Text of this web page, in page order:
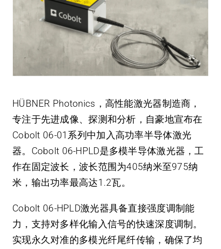
HÜBNER Photonics，高性能激光器制造商，
专注于先进成像、探测和分析，自豪地宣布在
Cobolt 06-01系列中加入高功率半导体激光
器。Cobolt 06-HPLD是多模半导体激光器，工
作在固定波长，波长范围为405纳米至975纳
米，输出功率最高达1.2瓦。
Cobolt 06-HPLD激光器具备直接强度调制能
力，支持对多样化输入信号的快速深度调制。
实现永久对准的多模光纤尾纤传输，确保了均